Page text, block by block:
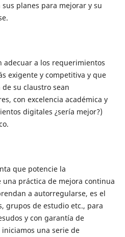
planes para mejorar y su
adecuar a los requerimientos
exigente y competitiva y que
su claustro sean
con excelencia académica y
digitales ¿sería mejor?)
que potencie la
práctica de mejora continua
a autorregularse, es el
grupos de estudio etc., para
y con garantía de
una serie de